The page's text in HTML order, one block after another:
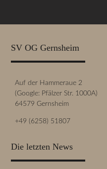
SV OG Gernsheim
Auf der Hammeraue 2
(Google: Pfälzer Str. 1000A)
64579 Gernsheim
+49 (6258) 51807
Die letzten News